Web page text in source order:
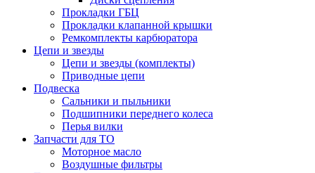
Прокладки ГБЦ
Прокладки клапанной крышки
Ремкомплекты карбюратора
Цепи и звезды
Цепи и звезды (комплекты)
Приводные цепи
Подвеска
Сальники и пыльники
Подшипники переднего колеса
Перья вилки
Запчасти для ТО
Моторное масло
Воздушные фильтры